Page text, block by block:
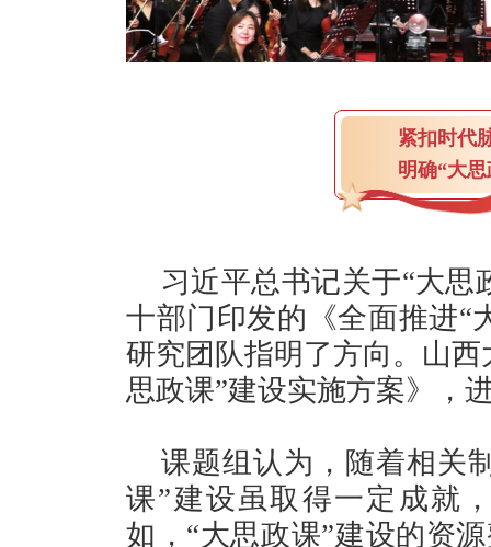
紧扣时
明确“大
习近平总书记关于“大思
十部门印发的《全面推进“
研究团队指明了方向。山
思政课”建设实施方案》，
课题组认为，随着相关
课”建设虽取得一定成就
如，“大思政课”建设的资